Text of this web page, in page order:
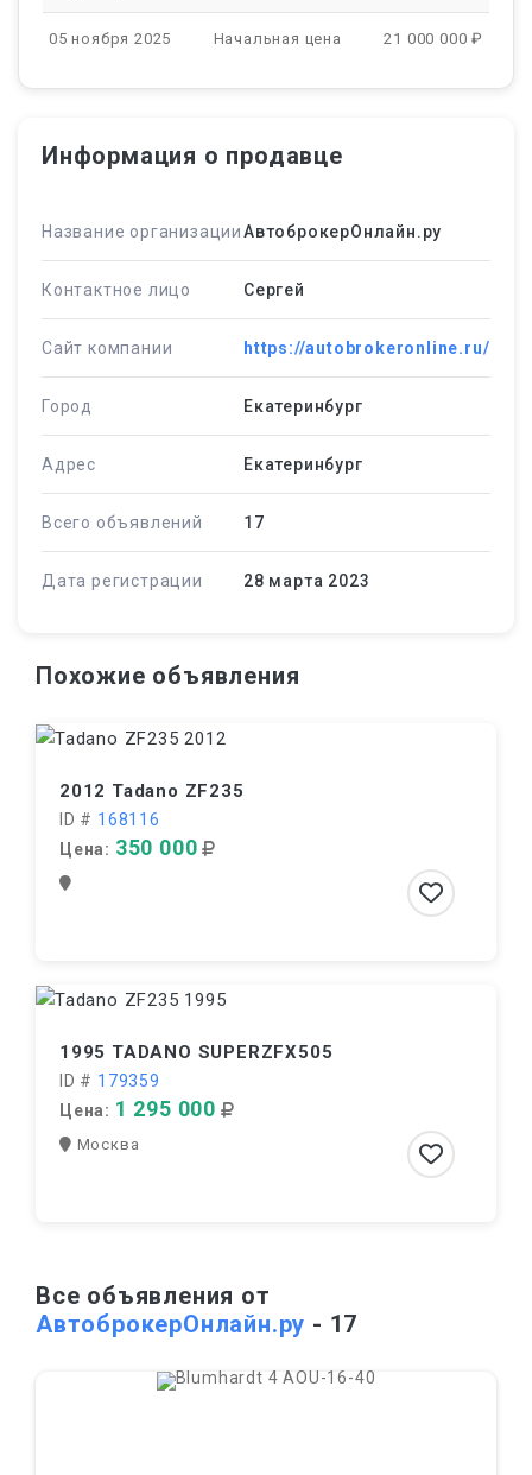
05 ноября 2025 Начальная цена 21 000 000 ₽
Информация о продавце
Название организацииАвтоброкерОнлайн.ру
Контактное лицо Сергей
Сайт компании https://autobrokeronline.ru/
Город Екатеринбург
Адрес Екатеринбург
Всего объявлений 17
Дата регистрации 28 марта 2023
Похожие объявления
2012 Tadano ZF235
ID # 168116
Цена: 350 000
1995 TADANO SUPERZFX505
ID # 179359
Цена: 1 295 000
Москва
Все объявления от
АвтоброкерОнлайн.ру - 17